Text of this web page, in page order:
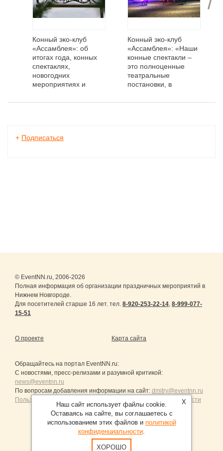
Конный эко-клуб
«Ассамблея»: об
итогах года, конных
спектаклях,
новогодних
мероприятиях и
Конный эко-клуб
«Ассамблея»: «Наши
конные спектакли –
это полноценные
театральные
постановки, в
актёры — лошади!»
+ Подписаться
© EventNN.ru, 2006-2026
Полная информация об организации праздничных мероприятий в
Нижнем Новгороде.
Для посетителей старше 16 лет. тел. 8-920-253-22-14, 8-999-077-
15-51
О проекте Карта сайта
Обращайтесь на портал EventNN.ru:
С новостями, пресс-релизами и разумной критикой:
news@eventnn.ru
По вопросам добавления информации на сайт: dmitry@eventnn.ru
Пользовательское Соглашение и политика конфиденциальности
Продвижение сайтов Санкт-Петербург
X
Наш сайт использует файлы cookie.
Оставаясь на сайте, вы соглашаетесь с
использованием этих файлов и политикой
конфиденциальности.
ХОРОШО